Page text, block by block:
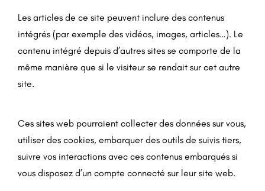
Les articles de ce site peuvent inclure des contenus
intégrés (par exemple des vidéos, images, articles…). Le
contenu intégré depuis d’autres sites se comporte de la
même manière que si le visiteur se rendait sur cet autre
site.
Ces sites web pourraient collecter des données sur vous,
utiliser des cookies, embarquer des outils de suivis tiers,
suivre vos interactions avec ces contenus embarqués si
vous disposez d’un compte connecté sur leur site web.